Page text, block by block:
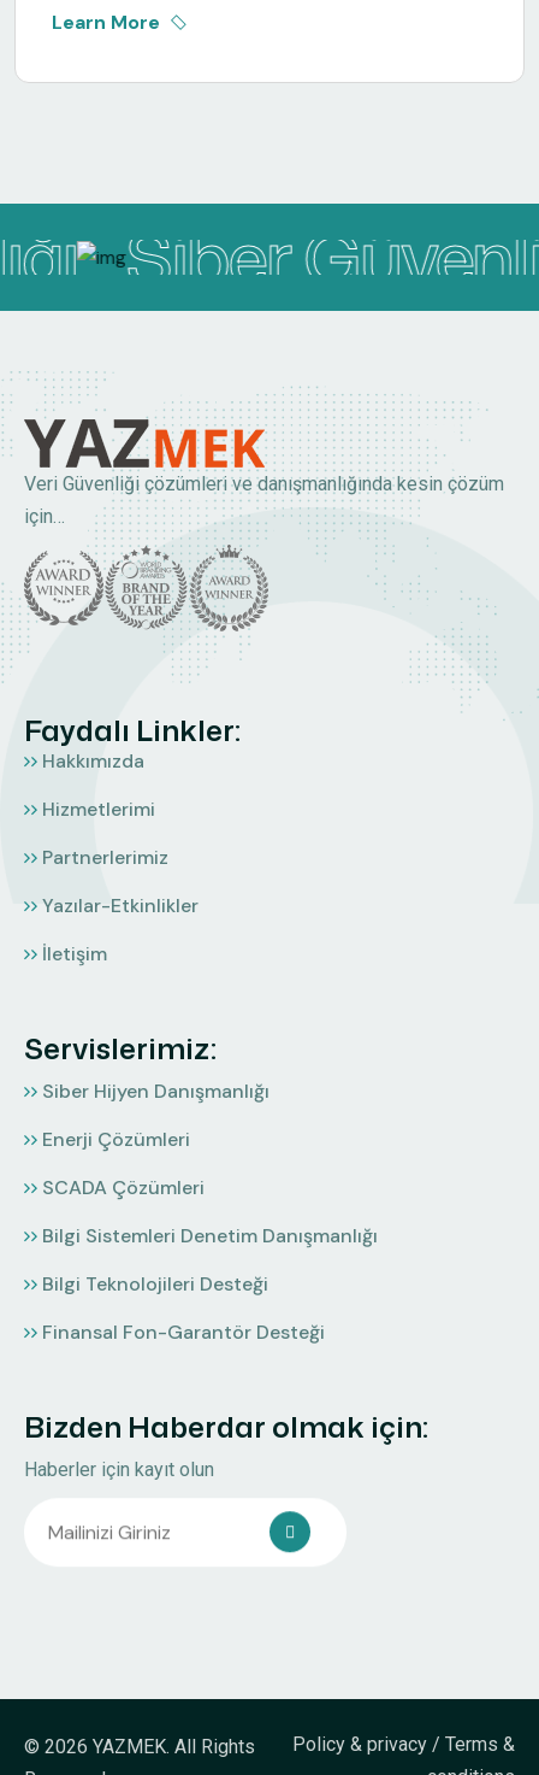
Learn More
Siber
Veri Güvenliği çözümleri ve danışmanlığında kesin çözüm
için…
Faydalı Linkler:
Hakkımızda
Hizmetlerimi
Partnerlerimiz
Yazılar-Etkinlikler
İletişim
Servislerimiz:
Siber Hijyen Danışmanlığı
Enerji Çözümleri
SCADA Çözümleri
Bilgi Sistemleri Denetim Danışmanlığı
Bilgi Teknolojileri Desteği
Finansal Fon-Garantör Desteği
Bizden Haberdar olmak için:
Haberler için kayıt olun
© 2026 YAZMEK. All Rights
Policy & privacy / Terms &